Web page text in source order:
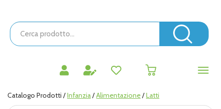
Cerca
Prodotto
Catalogo Prodotti /Infanzia/Alimentazione/Latti